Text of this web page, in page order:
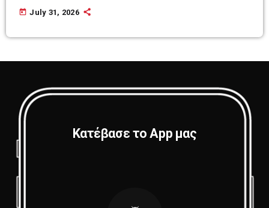
today July 31, 2026
Κατέβασε το App μας